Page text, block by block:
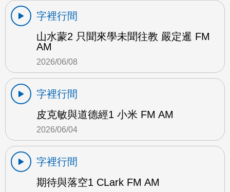
字裡行間
山水蒙2 只聞來學未聞往教 嚴定暹 FM
AM
2026/06/08
字裡行間
皮克敏與道德經1 小米 FM AM
2026/06/04
字裡行間
期待與落空1 CLark FM AM